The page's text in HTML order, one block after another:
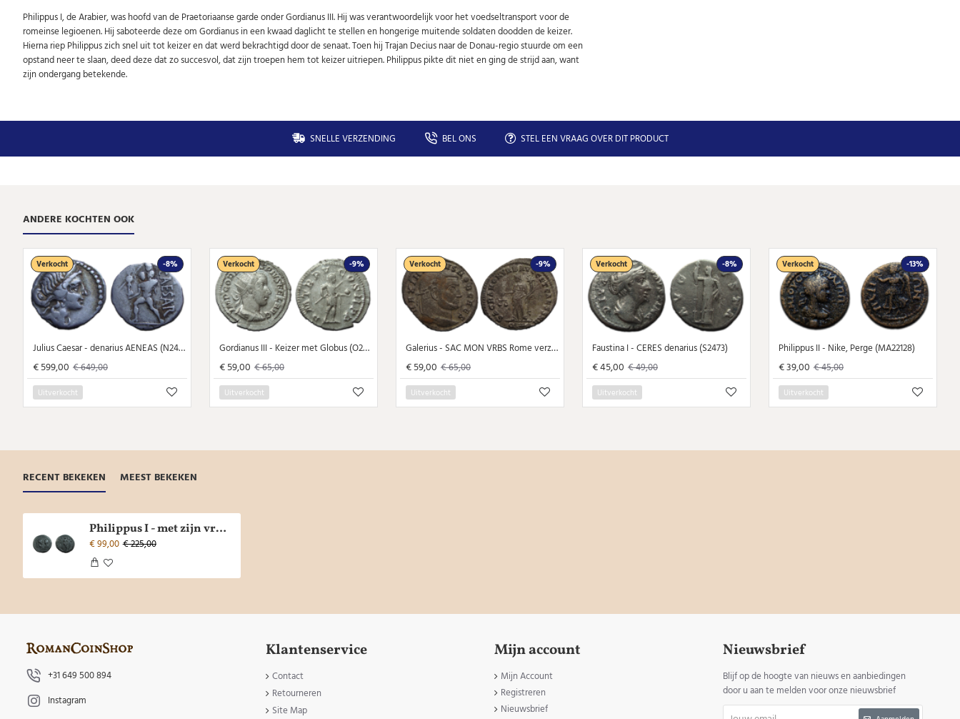
U kunt zich op elk moment weer afmelden via de nieuwsbrief.
Uw gegevens worden niet gedeeld met derden
Niet meer opnieuw tonen.
Philippus I, de Arabier, was hoofd van de Praetoriaanse garde onder Gordianus III. Hij was verantwoordelijk voor het voedseltransport voor de
romeinse legioenen. Hij saboteerde deze om Gordianus in een kwaad daglicht te stellen en hongerige muitende soldaten doodden de keizer.
Hierna riep Philippus zich snel uit tot keizer en dat werd bekrachtigd door de senaat. Toen hij Trajan Decius naar de Donau-regio stuurde om een
opstand neer te slaan, deed deze dat zo succesvol, dat zijn troepen hem tot keizer uitriepen. Philippus pikte dit niet en ging de strijd aan, want
zijn ondergang betekende.
SNELLE VERZENDING BEL ONS STEL EEN VRAAG OVER DIT PRODUCT
ANDERE KOCHTEN OOK
-8%
Verkocht
Julius Caesar - denarius AENEAS (N2477)
€ 599,00 € 649,00
Uitverkocht
-9%
Verkocht
Gordianus III - Keizer met Globus (O2406)
€ 59,00 € 65,00
Uitverkocht
-9%
Verkocht
Galerius - SAC MON VRBS Rome verzilverd (D2439)
€ 59,00 € 65,00
Uitverkocht
-8%
Verkocht
Faustina I - CERES denarius (S2473)
€ 45,00 € 49,00
Uitverkocht
-13%
Verkocht
Philippus II - Nike, Perge (MA22128)
€ 39,00 € 45,00
Uitverkocht
RECENT BEKEKEN MEEST BEKEKEN
Philippus I - met zijn vrouw Otacilia (AU2135)
€ 99,00 € 225,00
+31 649 500 894
Instagram
Klantenservice
Contact
Retourneren
Site Map
Mijn account
Mijn Account
Registreren
Nieuwsbrief
Nieuwsbrief
Blijf op de hoogte van nieuws en aanbiedingen
door u aan te melden voor onze nieuwsbrief